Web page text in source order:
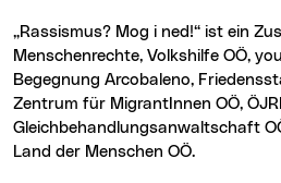
„Rassismus? Mog i ned!“ ist ein Zusammenschluss von SOS-
Menschenrechte, Volkshilfe OÖ,
Begegnung Arcobaleno,
Zentrum für MigrantInnen OÖ,
Gleichbehandlungsanwaltschaft
Land der Menschen OÖ.